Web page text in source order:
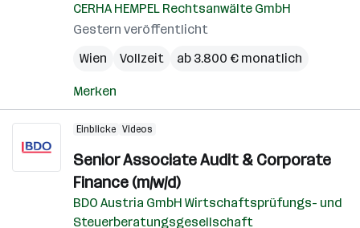
CERHA HEMPEL Rechtsanwälte GmbH
Gestern veröffentlicht
Wien
Vollzeit ab 3.800 € monatlich
Merken
Einblicke Videos
Senior Associate Audit & Corporate
Finance (m/w/d)
BDO Austria GmbH Wirtschaftsprüfungs- und
Steuerberatungsgesellschaft